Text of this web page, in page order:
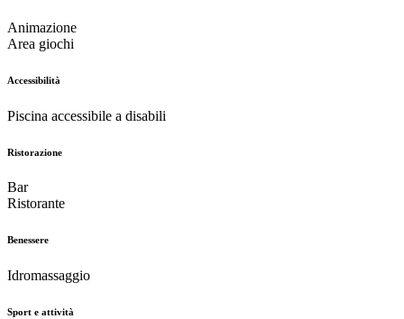
Animazione
Area giochi
Accessibilità
Piscina accessibile a disabili
Ristorazione
Bar
Ristorante
Benessere
Idromassaggio
Sport e attività